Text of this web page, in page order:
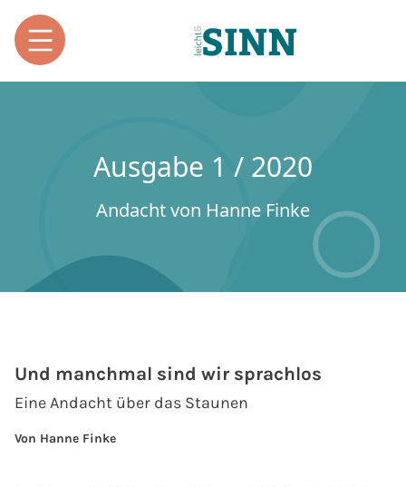
Ausgabe 1 / 2020
Andacht von Hanne Finke
Und manchmal sind wir sprachlos
Eine Andacht über das Staunen
Von Hanne Finke